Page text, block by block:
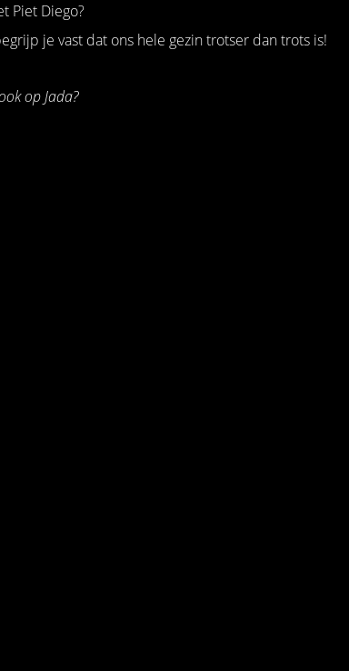
Piet Diego?
je vast dat ons hele gezin trotser dan trots is!
op Jada?